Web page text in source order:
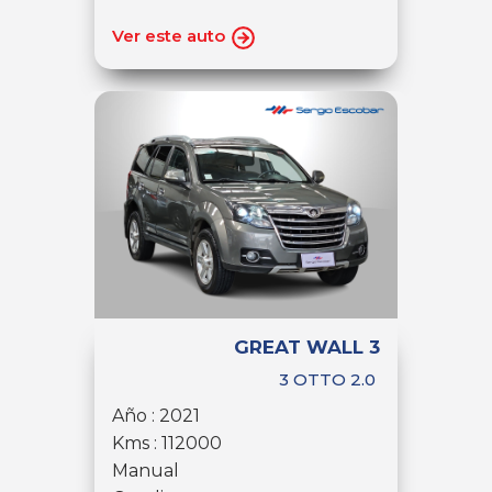
Ver este auto
GREAT WALL 3
3 OTTO 2.0
Año : 2021
Kms : 112000
Manual